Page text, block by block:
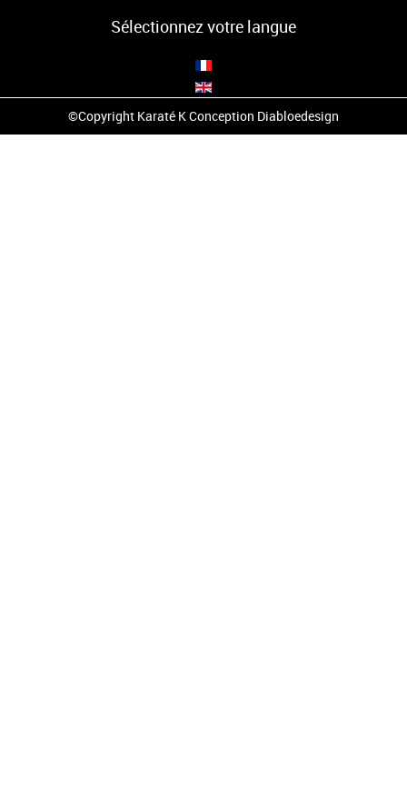
Sélectionnez votre langue
©Copyright Karaté K Conception Diabloedesign